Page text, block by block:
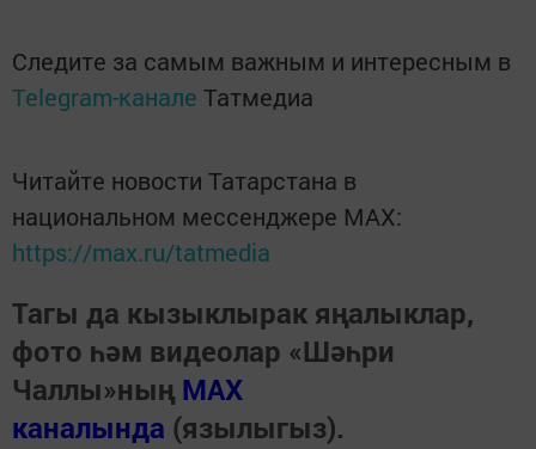
Следите за самым важным и интересным в
Telegram-канале Татмедиа
Читайте новости Татарстана в
национальном мессенджере MАХ:
https://max.ru/tatmedia
Тагы да кызыклырак яңалыклар,
фото һәм видеолар «Шәһри
Чаллы»ның MAX
каналында (язылыгыз).